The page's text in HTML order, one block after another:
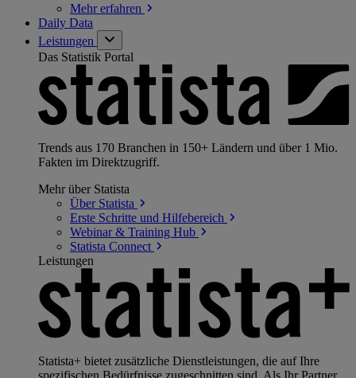
Mehrerfahren
Daily Data
Leistungen
Das Statistik Portal
Trends aus 170 Branchen in 150+ Ländern und über 1 Mio.
Fakten im Direktzugriff.
Mehr über Statista
Über Statista
Erste Schritte und Hilfebereich
Webinar & Training Hub
Statista Connect
Leistungen
Statista+ bietet zusätzliche Dienstleistungen, die auf Ihre
spezifischen Bedürfnisse zugeschnitten sind. Als Ihr Partner